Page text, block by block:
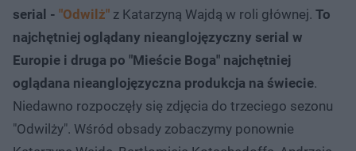
serial - "Odwilż" z Katarzyną Wajdą w roli głównej. To
najchętniej oglądany nieanglojęzyczny serial w
Europie i druga po "Mieście Boga" najchętniej
oglądana nieanglojęzyczna produkcja na świecie.
Niedawno rozpoczęły się zdjęcia do trzeciego sezonu
"Odwilży". Wśród obsady zobaczymy ponownie